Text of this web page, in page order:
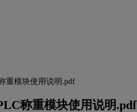
重模块使用说明.pdf
称重模块使用说明.pdf